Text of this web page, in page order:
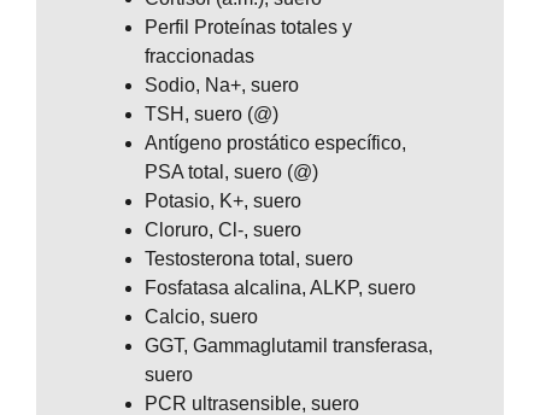
Perfil Proteínas totales y
fraccionadas
Sodio, Na+, suero
TSH, suero (@)
Antígeno prostático específico,
PSA total, suero (@)
Potasio, K+, suero
Cloruro, Cl-, suero
Testosterona total, suero
Fosfatasa alcalina, ALKP, suero
Calcio, suero
GGT, Gammaglutamil transferasa,
suero
PCR ultrasensible, suero